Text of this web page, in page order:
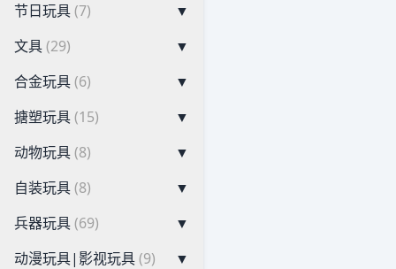
节日玩具(7)
▼
文具(29)
▼
合金玩具(6)
▼
搪塑玩具(15)
▼
动物玩具(8)
▼
自装玩具(8)
▼
兵器玩具(69)
▼
动漫玩具|影视玩具(9)
▼